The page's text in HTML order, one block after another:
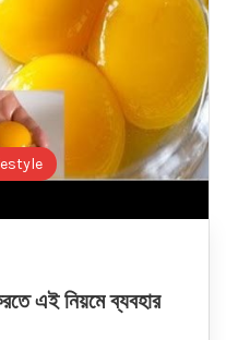
এই নিয়মে ব্যবহার